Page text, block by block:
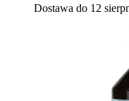
Dostawa do 12